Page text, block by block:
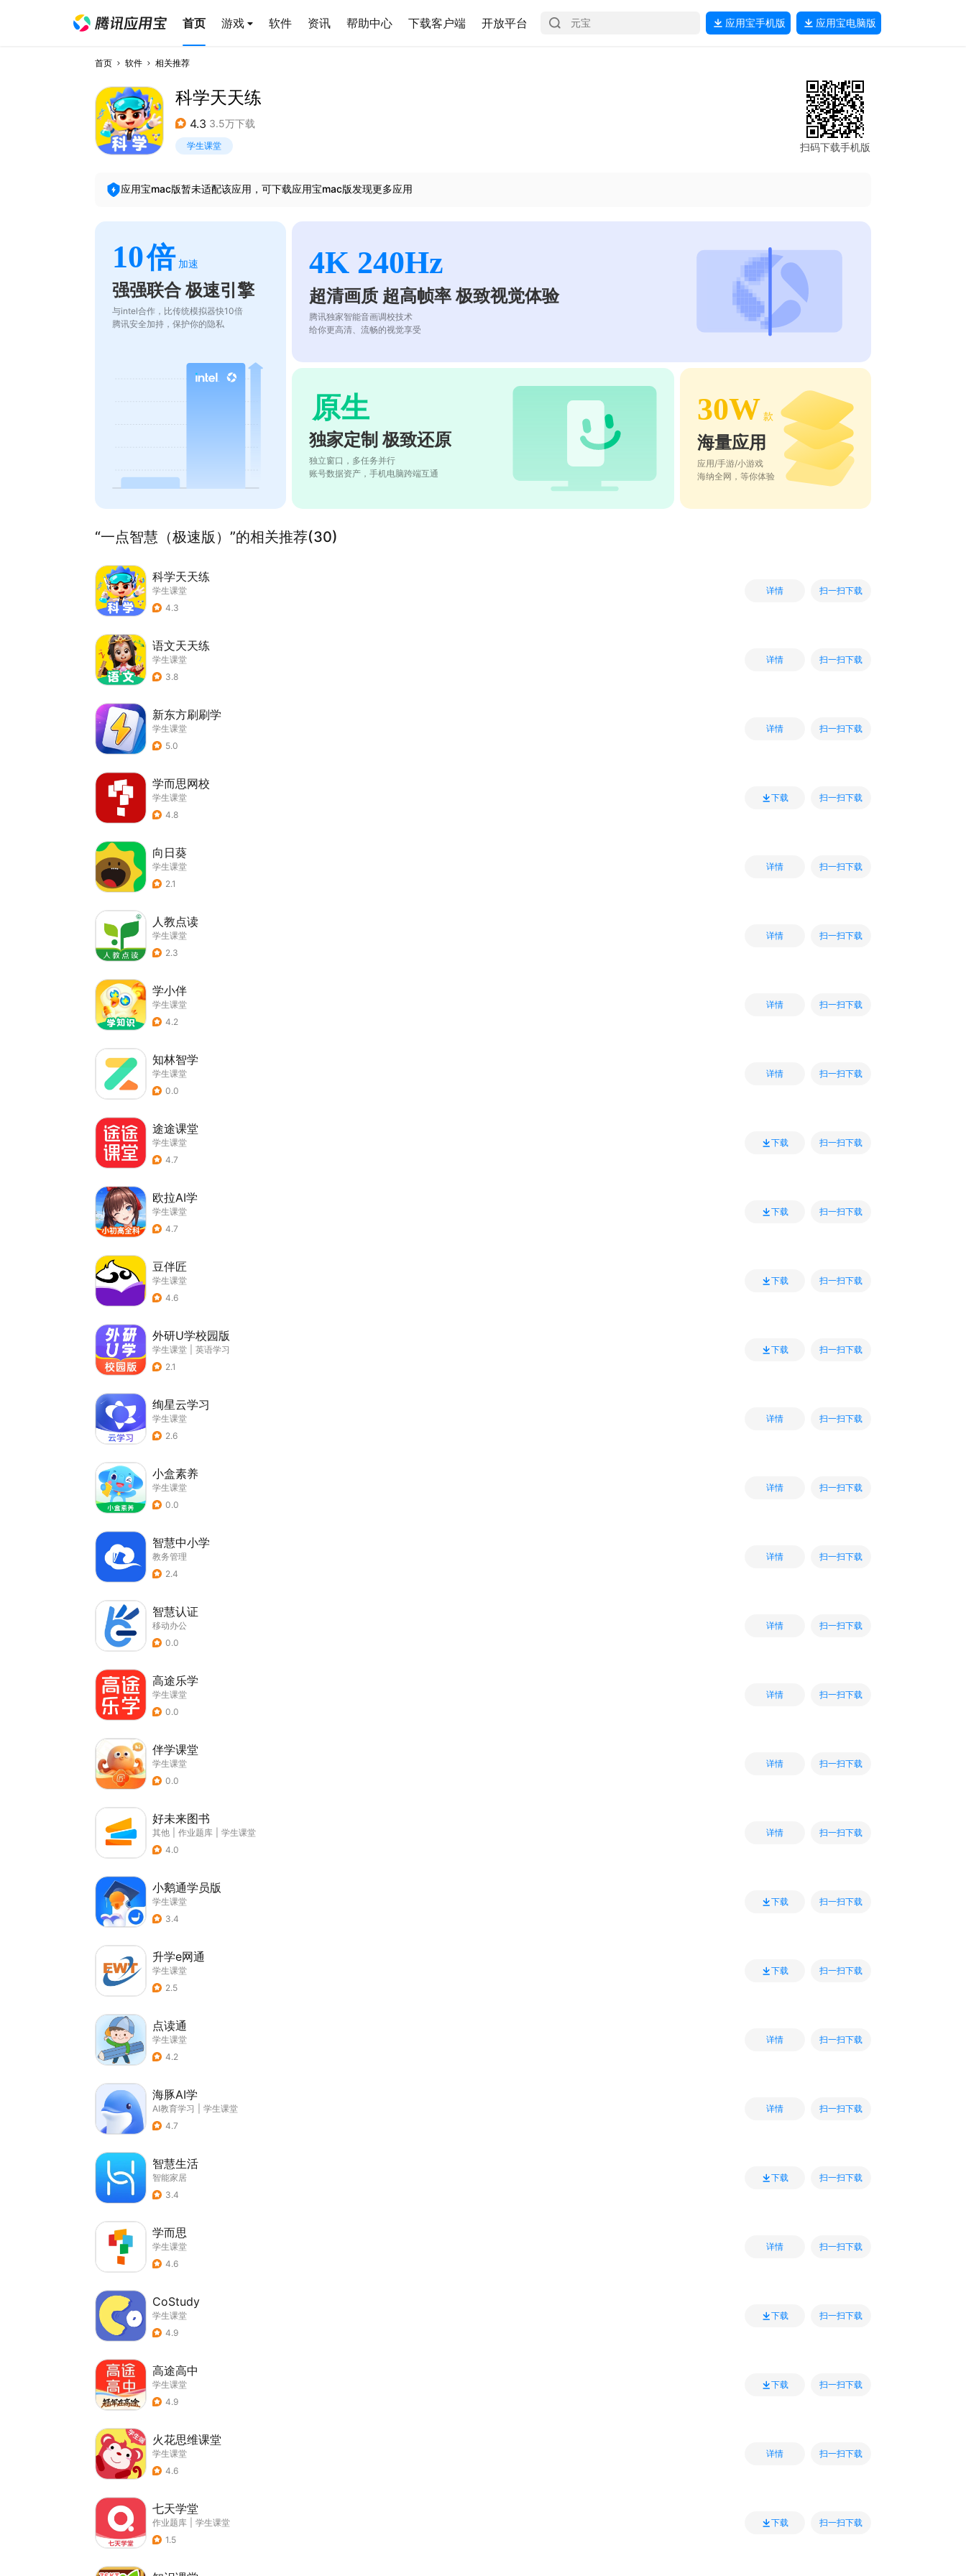
首页 游戏 软件 资讯 帮助中心 下载客户端 开放平台 应用宝手机版 应用宝电脑版
首页 软件 相关推荐
科学天天练
4.3 3.5万下载
学生课堂 扫码下载手机版
应用宝mac版暂未适配该应用，可下载应用宝mac版发现更多应用
10倍 加速
强强联合 极速引擎
与intel合作，比传统模拟器快10倍
腾讯安全加持，保护你的隐私
4K 240Hz
超清画质 超高帧率 极致视觉体验
腾讯独家智能音画调校技术
给你更高清、流畅的视觉享受
原生
独家定制 极致还原
独立窗口，多任务并行
账号数据资产，手机电脑跨端互通
30W 款
海量应用
应用/手游/小游戏
海纳全网，等你体验
“一点智慧（极速版）”的相关推荐(30)
科学天天练
学生课堂
4.3
详情 扫一扫下载
语文天天练
学生课堂
3.8
详情 扫一扫下载
新东方刷刷学
学生课堂
5.0
详情 扫一扫下载
学而思网校
学生课堂
4.8
下载 扫一扫下载
向日葵
学生课堂
2.1
详情 扫一扫下载
人教点读
学生课堂
2.3
详情 扫一扫下载
学小伴
学生课堂
4.2
详情 扫一扫下载
知林智学
学生课堂
0.0
详情 扫一扫下载
途途课堂
学生课堂
4.7
下载 扫一扫下载
欧拉AI学
学生课堂
4.7
下载 扫一扫下载
豆伴匠
学生课堂
4.6
下载 扫一扫下载
外研U学校园版
学生课堂
英语学习
2.1
下载 扫一扫下载
绚星云学习
学生课堂
2.6
详情 扫一扫下载
小盒素养
学生课堂
0.0
详情 扫一扫下载
智慧中小学
教务管理
2.4
详情 扫一扫下载
智慧认证
移动办公
0.0
详情 扫一扫下载
高途乐学
学生课堂
0.0
详情 扫一扫下载
伴学课堂
学生课堂
0.0
详情 扫一扫下载
好未来图书
其他 作业题库
学生课堂
4.0
详情 扫一扫下载
小鹅通学员版
学生课堂
3.4
下载 扫一扫下载
升学e网通
学生课堂
2.5
下载 扫一扫下载
点读通
学生课堂
4.2
详情 扫一扫下载
海豚AI学
AI教育学习
学生课堂
4.7
详情 扫一扫下载
智慧生活
智能家居
3.4
下载 扫一扫下载
学而思
学生课堂
4.6
详情 扫一扫下载
CoStudy
学生课堂
4.9
下载 扫一扫下载
高途高中
学生课堂
4.9
下载 扫一扫下载
火花思维课堂
学生课堂
4.6
详情 扫一扫下载
七天学堂
作业题库
学生课堂
1.5
下载 扫一扫下载